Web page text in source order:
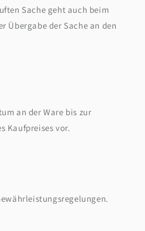
Sache geht auch beim
Übergabe der Sache an den
an der Ware bis zur
Kaufpreises vor.